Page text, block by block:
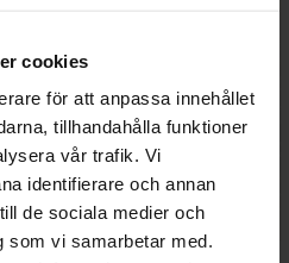
cookies
för att anpassa innehållet
tillhandahålla funktioner
vår trafik. Vi
identifierare och annan
de sociala medier och
som vi samarbetar med.